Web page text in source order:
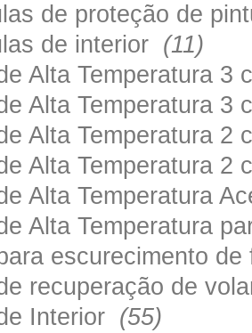
de proteção de
de interior (11)
Alta Temperatura
Alta Temperatura
Alta Temperatura
Alta Temperatura
Alta Temperatura
Alta Temperatura
escurecimento
recuperação de
Interior (55)